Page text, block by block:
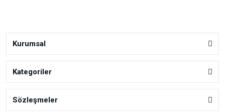
Kurumsal
Kategoriler
Sözleşmeler